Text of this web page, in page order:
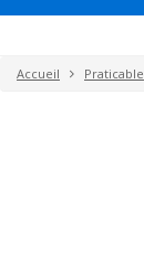
Accueil Praticable